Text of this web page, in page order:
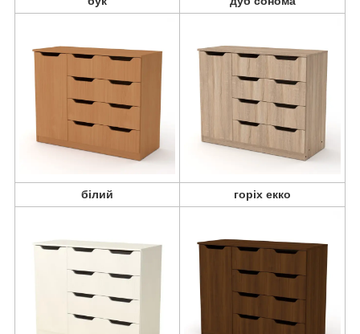
білий горіх екко